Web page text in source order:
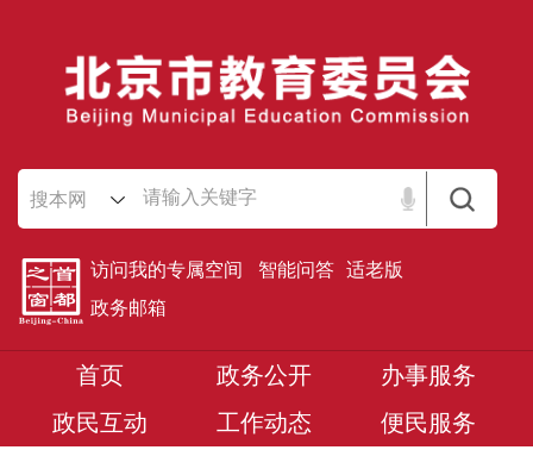
搜本网
访问我的专属空间 智能问答 适老版
政务邮箱
首页 政务公开
办事服务
政民互动
工作动态 便民服务